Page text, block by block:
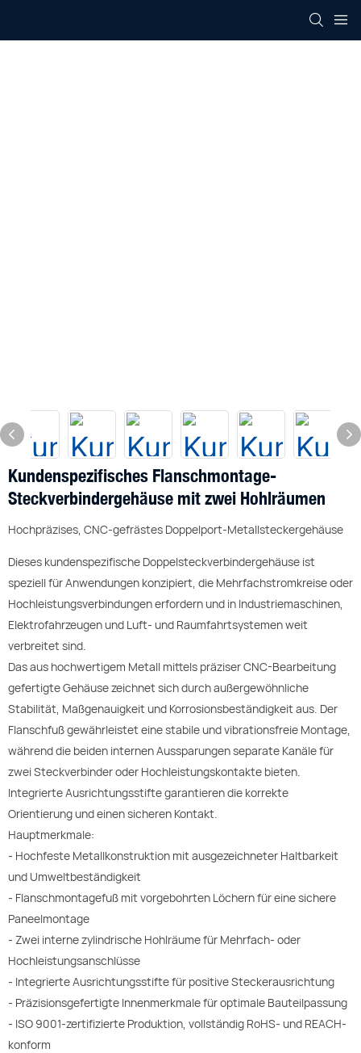
Kundenspezifisches Flanschmontage-
Steckverbindergehäuse mit zwei Hohlräumen
Hochpräzises, CNC-gefrästes Doppelport-Metallsteckergehäuse
Dieses kundenspezifische Doppelsteckverbindergehäuse ist
speziell für Anwendungen konzipiert, die Mehrfachstromkreise oder
Hochleistungsverbindungen erfordern und in Industriemaschinen,
Elektrofahrzeugen und Luft- und Raumfahrtsystemen weit
verbreitet sind.
Das aus hochwertigem Metall mittels präziser CNC-Bearbeitung
gefertigte Gehäuse zeichnet sich durch außergewöhnliche
Stabilität, Maßgenauigkeit und Korrosionsbeständigkeit aus. Der
Flanschfuß gewährleistet eine stabile und vibrationsfreie Montage,
während die beiden internen Aussparungen separate Kanäle für
zwei Steckverbinder oder Hochleistungskontakte bieten.
Integrierte Ausrichtungsstifte garantieren die korrekte
Orientierung und einen sicheren Kontakt.
Hauptmerkmale:
- Hochfeste Metallkonstruktion mit ausgezeichneter Haltbarkeit
und Umweltbeständigkeit
- Flanschmontagefuß mit vorgebohrten Löchern für eine sichere
Paneelmontage
- Zwei interne zylindrische Hohlräume für Mehrfach- oder
Hochleistungsanschlüsse
- Integrierte Ausrichtungsstifte für positive Steckerausrichtung
- Präzisionsgefertigte Innenmerkmale für optimale Bauteilpassung
- ISO 9001-zertifizierte Produktion, vollständig RoHS- und REACH-
konform